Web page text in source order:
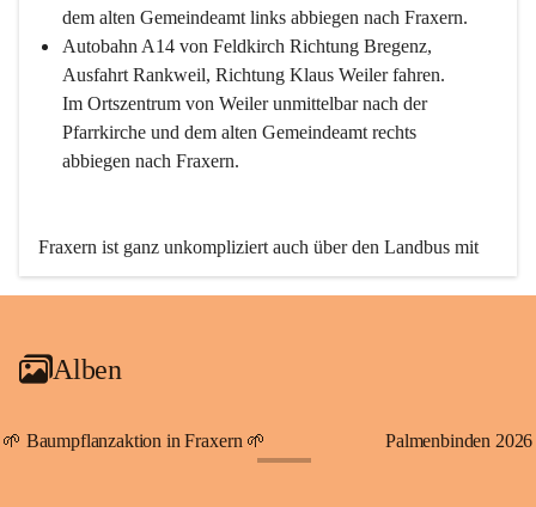
dem alten Gemeindeamt links abbiegen nach Fraxern.
Autobahn A14 von Feldkirch Richtung Bregenz,
Ausfahrt Rankweil, Richtung Klaus Weiler fahren.
Im Ortszentrum von Weiler unmittelbar nach der
Pfarrkirche und dem alten Gemeindeamt rechts
abbiegen nach Fraxern.
Fraxern ist ganz unkompliziert auch über den Landbus mit
den öffentlichen Verkehrsmitteln zu erreichen. Die Linie
An Samstagen, Sonn- und Feiertagen können Sie bequem
persönlichen Linienbus zur gewünschten Zeit zu Ihrer
Haltestelle bestellen. Sowohl von Weiler kommend nach
Alben
🌱 Baumpflanzaktion in Fraxern 🌱 Palmenbinden 2026